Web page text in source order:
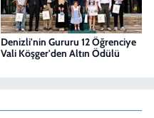
Denizli'nin Gururu 12 Öğrenciye
Vali Köşger'den Altın Ödülü